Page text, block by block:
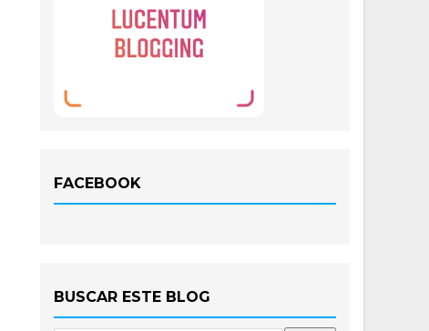
FACEBOOK
BUSCAR ESTE BLOG